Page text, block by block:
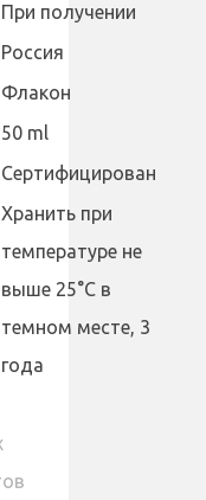
При получении
Россия
Флакон
50 ml
Сертифицирован
Хранить при
температуре не
выше 25°С в
темном месте, 3
года